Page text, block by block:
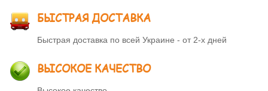
БЫСТРАЯ ДОСТАВКА
Быстрая доставка по всей Украине - от 2-х дней
ВЫСОКОЕ КАЧЕСТВО